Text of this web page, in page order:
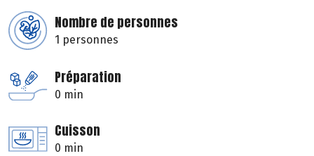
Nombre de personnes
1 personnes
Préparation
0 min
Cuisson
0 min